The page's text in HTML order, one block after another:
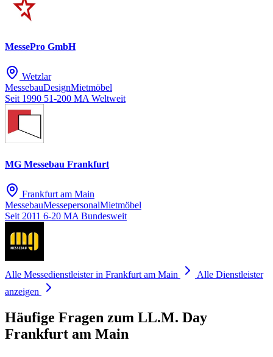
MessePro GmbH
Wetzlar
MessebauDesignMietmöbel
Seit 1990 51-200 MA Weltweit
MG Messebau Frankfurt
Frankfurt am Main
MessebauMessepersonalMietmöbel
Seit 2011 6-20 MA Bundesweit
Alle Messedienstleister in Frankfurt am Main
Alle Dienstleister
anzeigen
Häufige Fragen zum LL.M. Day
Frankfurt am Main